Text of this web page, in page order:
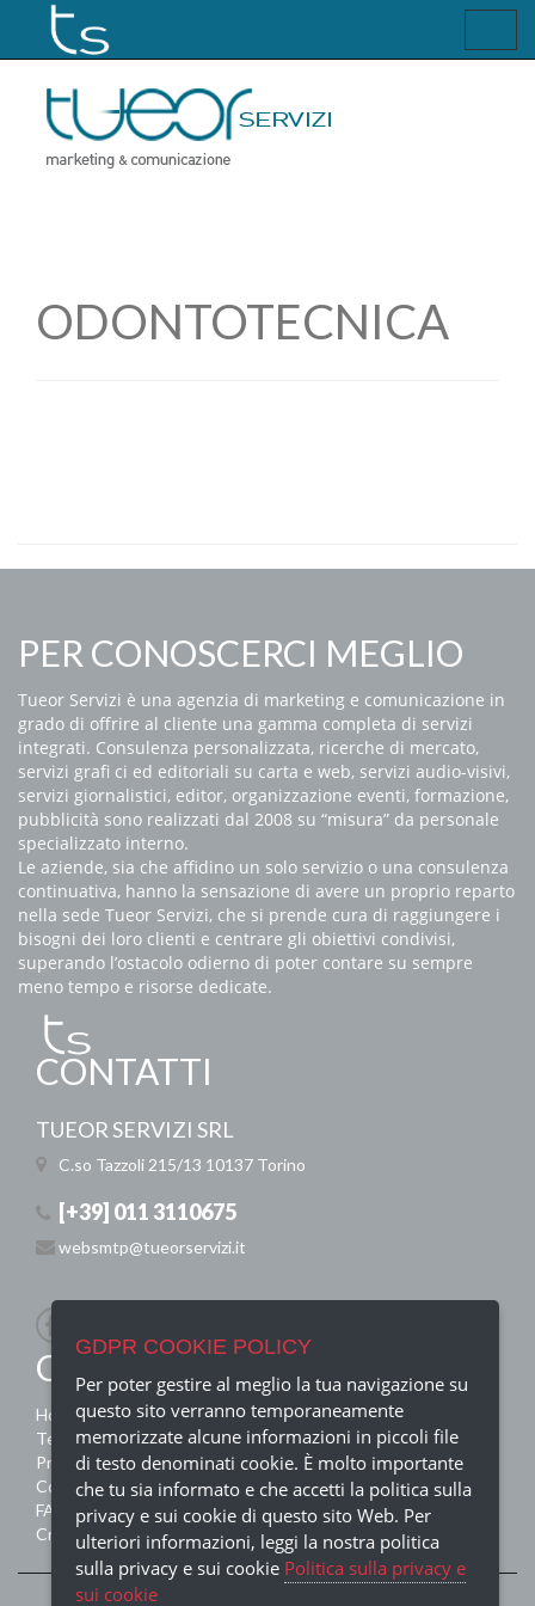
ODONTOTECNICA
PER CONOSCERCI MEGLIO
Tueor Servizi è una agenzia di marketing e comunicazione in
grado di offrire al cliente una gamma completa di servizi
integrati. Consulenza personalizzata, ricerche di mercato,
servizi grafi ci ed editoriali su carta e web, servizi audio-visivi,
servizi giornalistici, editor, organizzazione eventi, formazione,
pubblicità sono realizzati dal 2008 su “misura” da personale
specializzato interno.
Le aziende, sia che affidino un solo servizio o una consulenza
continuativa, hanno la sensazione di avere un proprio reparto
nella sede Tueor Servizi, che si prende cura di raggiungere i
bisogni dei loro clienti e centrare gli obiettivi condivisi,
superando l’ostacolo odierno di poter contare su sempre
meno tempo e risorse dedicate.
CONTATTI
TUEOR SERVIZI SRL
C.so Tazzoli 215/13 10137 Torino
[+39] 011 3110675
websmtp@tueorservizi.it
QUICK MENU
Home
Termini e condizioni
Privacy Policy
Contatti
FAQ
Crediti
GDPR COOKIE POLICY
Per poter gestire al meglio la tua navigazione su
questo sito verranno temporaneamente
memorizzate alcune informazioni in piccoli file
di testo denominati cookie. È molto importante
che tu sia informato e che accetti la politica sulla
privacy e sui cookie di questo sito Web. Per
ulteriori informazioni, leggi la nostra politica
sulla privacy e sui cookie Politica sulla privacy e
sui cookie